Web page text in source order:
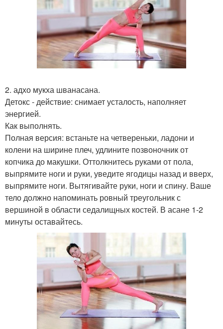
2. адхо мукха шванасана.
Детокс - действие: снимает усталость, наполняет
энергией.
Как выполнять.
Полная версия: встаньте на четвереньки, ладони и
колени на ширине плеч, удлините позвоночник от
копчика до макушки. Оттолкнитесь руками от пола,
выпрямите ноги и руки, уведите ягодицы назад и вверх,
выпрямите ноги. Вытягивайте руки, ноги и спину. Ваше
тело должно напоминать ровный треугольник с
вершиной в области седалищных костей. В асане 1-2
минуты оставайтесь.